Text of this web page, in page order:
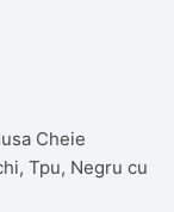
Cheie
Tpu, Negru cu